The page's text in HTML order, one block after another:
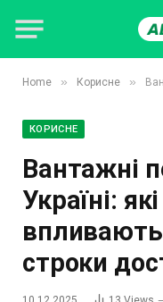
Home » Корисне »
КОРИСНЕ
Вантажні
Україні:
впливають
строки